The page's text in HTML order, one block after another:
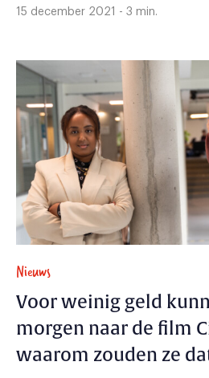
15 december 2021 - 3 min.
Nieuws
Voor weinig geld
morgen naar de film
waarom zouden ze